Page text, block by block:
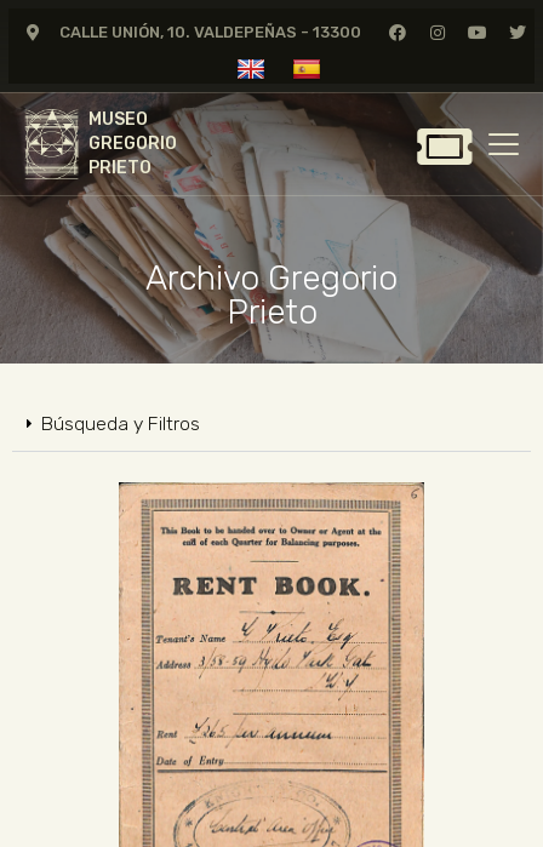
CALLE UNIÓN, 10. VALDEPEÑAS - 13300
MUSEO
GREGORIO
PRIETO
MUSEO
GREGORIO
PRIETO
GREGORIO PRIETO
MUSEO
ARCHIVO
CERTAMEN DE DIBUJO
FUNDACIÓN
NOTICIAS
Archivo Gregorio
Prieto
Búsqueda y Filtros